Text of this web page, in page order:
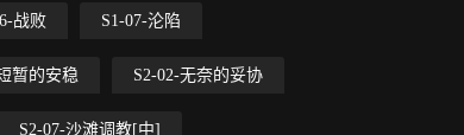
战败 S1-07-沦陷
暂的安稳 S2-02-无奈的妥协
S2-07-沙滩调教[中]